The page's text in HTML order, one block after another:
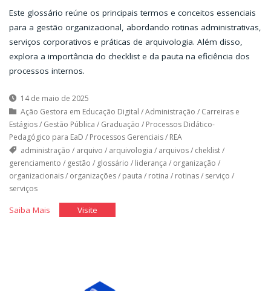
Este glossário reúne os principais termos e conceitos essenciais
para a gestão organizacional, abordando rotinas administrativas,
serviços corporativos e práticas de arquivologia. Além disso,
explora a importância do checklist e da pauta na eficiência dos
processos internos.
14 de maio de 2025
Ação Gestora em Educação Digital /Administração / Carreiras e
Estágios/ Gestão Pública / Graduação / Processos Didático-
Pedagógico para EaD / Processos Gerenciais/ REA
administração / arquivo / arquivologia / arquivos/ cheklist/
gerenciamento / gestão / glossário / liderança / organização /
organizacionais/ organizações/ pauta / rotina / rotinas/ serviço /
serviços
Saiba Mais"Glossário
Organizacionais"
Visite"Glossário
Organizacionais"